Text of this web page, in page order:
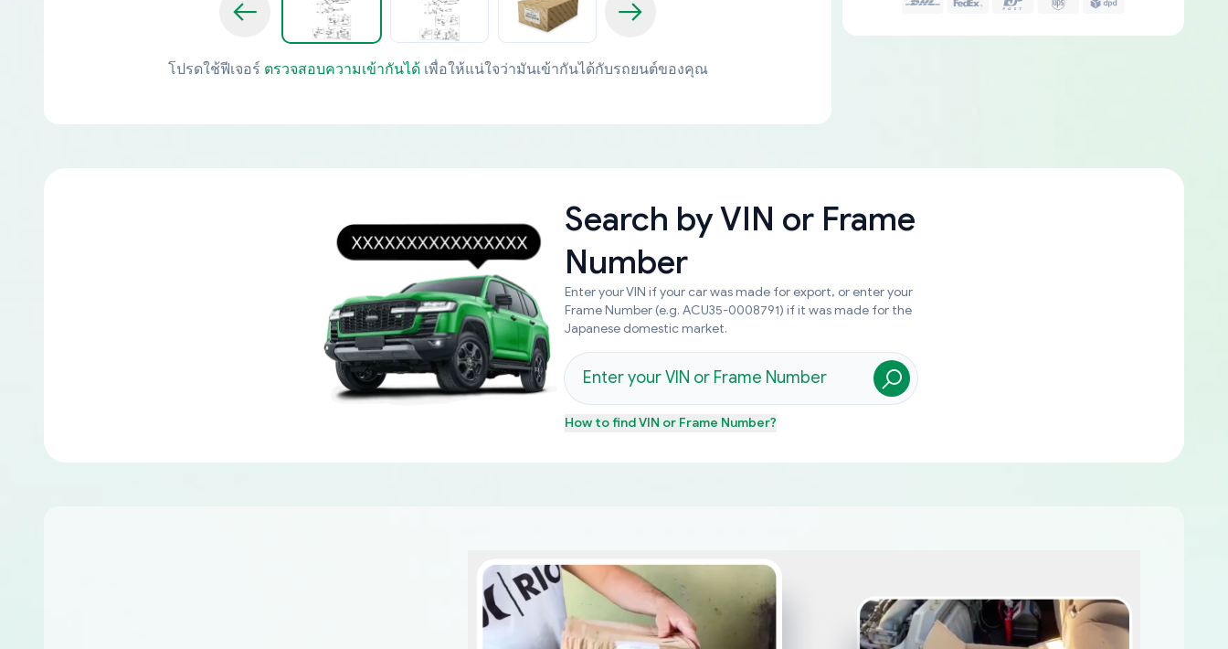
โปรดใช้ฟีเจอร์ ตรวจสอบความเข้ากันได้เพื่อให้แน่ใจว่ามันเข้ากันได้กับรถยนต์ของคุณ
Search byVIN or Frame
Number
Enter your VIN if your car was made for export, or enter your
Frame Number (e.g. ACU35-0008791) if it was made for the
Japanese domestic market.
How to findVIN or Frame Number?